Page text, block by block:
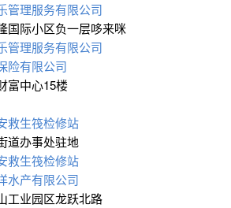
管理服务有限公司
国际小区负一层哆来咪
管理服务有限公司
险有限公司
富中心15楼
救生筏检修站
道办事处驻地
救生筏检修站
水产有限公司
工业园区龙跃北路